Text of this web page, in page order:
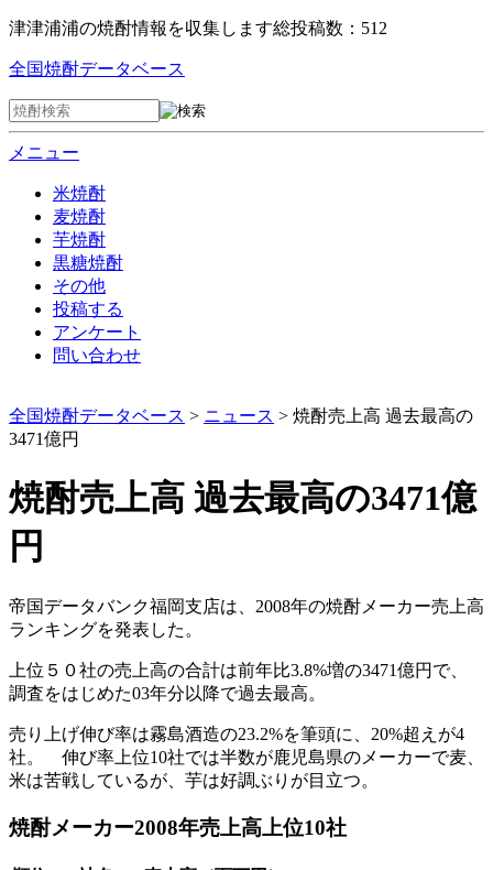
津津浦浦の焼酎情報を収集します総投稿数：512
全国焼酎データベース
メニュー
米焼酎
麦焼酎
芋焼酎
黒糖焼酎
その他
投稿する
アンケート
問い合わせ
全国焼酎データベース > ニュース > 焼酎売上高 過去最高の
3471億円
焼酎売上高 過去最高の3471億
円
帝国データバンク福岡支店は、2008年の焼酎メーカー売上高
ランキングを発表した。
上位５０社の売上高の合計は前年比3.8%増の3471億円で、
調査をはじめた03年分以降で過去最高。
売り上げ伸び率は霧島酒造の23.2%を筆頭に、20%超えが4
社。 伸び率上位10社では半数が鹿児島県のメーカーで麦、
米は苦戦しているが、芋は好調ぶりが目立つ。
焼酎メーカー2008年売上高上位10社